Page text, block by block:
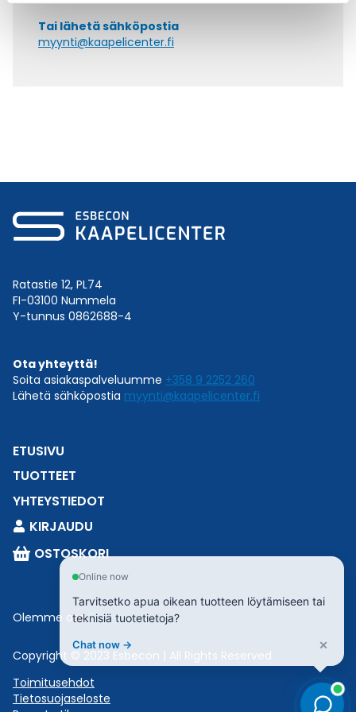
Tai lähetä sähköpostia
myynti@kaapelicenter.fi
Ratastie 12, PL74
FI-03100 Nummela
Y-tunnus 0862688-4
Ota yhteyttä!
Soita asiakaspalveluumme +358 9 2252 260
Lähetä sähköpostia myynti@kaapelicenter.fi
ETUSIVU
TUOTTEET
YHTEYSTIEDOT
KIRJAUDU
OSTOSKORI
Olemme osaEsbeconia.
Copyright © 2023 Esbecon | All Rights Reserved
Toimitusehdot
Tietosuojaseloste
Online now
Tarvitsetko apua oikean tuotteen löytämiseen tai
teknisiä tuotetietoja?
Chat now → ×